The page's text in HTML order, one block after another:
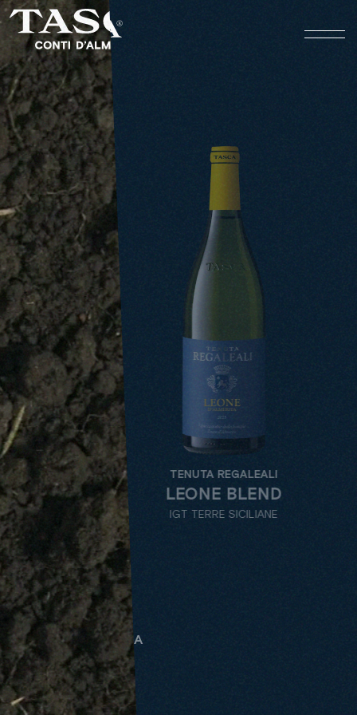
TENUTA REGALEALI
LEONE BLEND
IGT TERRE SICILIANE
SAUVIGNON TASCA
ALLE TENUTE